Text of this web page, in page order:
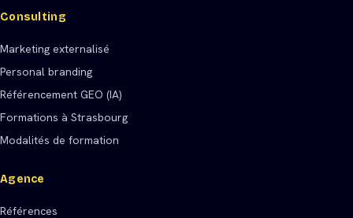
Consulting
Marketing externalisé
Personal branding
Référencement GEO (IA)
Formations à Strasbourg
Modalités de formation
Agence
Références